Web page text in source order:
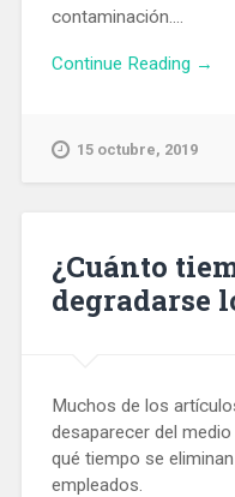
contaminación....
Continue Reading →
15 octubre, 2019
¿Cuánto
degradarse
Muchos de los
desaparecer del
qué tiempo se
empleados.